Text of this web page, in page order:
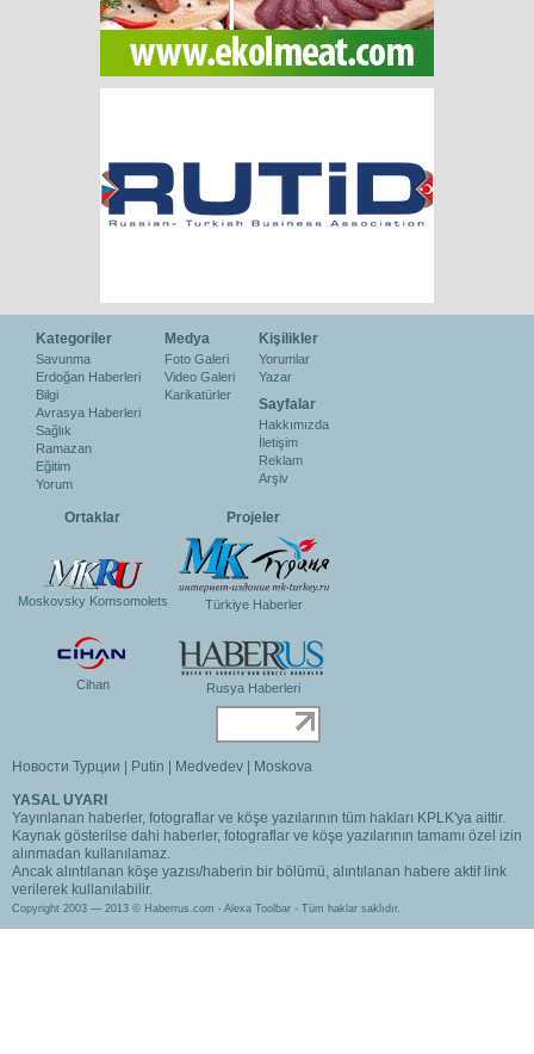
Kategoriler
Savunma
Erdoğan Haberleri
Bilgi
Avrasya Haberleri
Sağlık
Ramazan
Eğitim
Yorum
Medya
Foto Galeri
Video Galeri
Karikatürler
Kişilikler
Yorumlar
Yazar
Sayfalar
Hakkımızda
İletişim
Reklam
Arşiv
Ortaklar
Moskovsky Komsomolets
Cihan
Projeler
Türkiye Haberler
Rusya Haberleri
Новости Турции | Putin | Medvedev | Moskova
YASAL UYARI
Yayınlanan haberler, fotograflar ve köşe yazılarının tüm hakları KPLK'ya aittir.
Kaynak gösterilse dahi haberler, fotograflar ve köşe yazılarının tamamı özel izin
alınmadan kullanılamaz.
Ancak alıntılanan köşe yazısı/haberin bir bölümü, alıntılanan habere aktif link
verilerek kullanılabilir.
Copyright 2003 — 2013 © Haberrus.com -Alexa Toolbar - Tüm haklar saklıdır.